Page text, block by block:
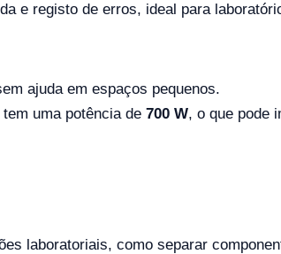
e registo de erros, ideal para
ajuda em espaços pequenos.
uma potência de 700 W, o que pode
laboratoriais, como separar